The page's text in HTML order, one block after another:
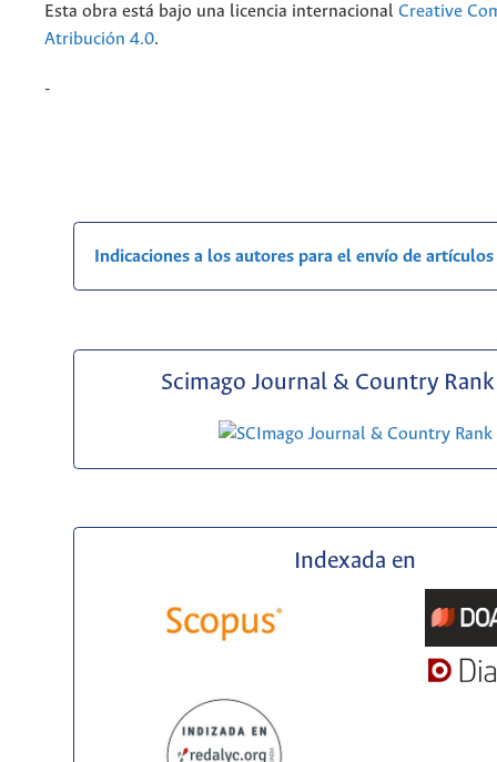
Esta obra está bajo una licencia internacional Creative
Atribución 4.0.
-
Indicaciones a los autores para el envío de artículos
Scimago Journal & Country Rank
Indexada en